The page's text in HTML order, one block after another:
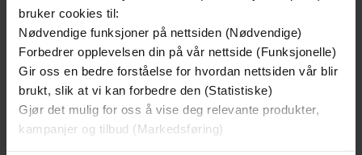
bruker cookies til:
Nødvendige funksjoner på nettsiden (Nødvendige)
Forbedrer opplevelsen din på vår nettside (Funksjonelle)
Gir oss en bedre forståelse for hvordan nettsiden vår blir
brukt, slik at vi kan forbedre den (Statistiske)
Gjør det mulig for oss å vise deg relevante produkter,
kampanjer og tilbud (Markedsføring)
Forfattere Ingunn Størksen(redaktør),Roy Søbstad
(illustratør)
Forlag Cappelen Damm akademisk